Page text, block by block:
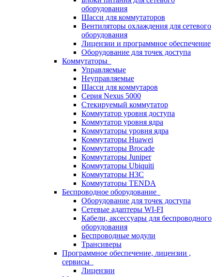
оборудования
Шасси для коммутаторов
Вентиляторы охлаждения для сетевого
оборудования
Лицензии и программное обеспечение
Оборудование для точек доступа
Коммутаторы
Управляемые
Неуправляемые
Шасси для коммутаров
Серия Nexus 5000
Стекируемый коммутатор
Коммутатор уровня доступа
Коммутатор уровня ядра
Коммутаторы уровня ядра
Коммутаторы Huawei
Коммутаторы Brocade
Коммутаторы Juniper
Коммутаторы Ubiquiti
Коммутаторы H3C
Коммутаторы TENDA
Беспроводное оборудование
Оборудование для точек доступа
Сетевые адаптеры WI-FI
Кабели, аксессуары для беспроводного
оборудования
Беспроводные модули
Трансиверы
Программное обеспечение, лицензии ,
сервисы
Лицензии